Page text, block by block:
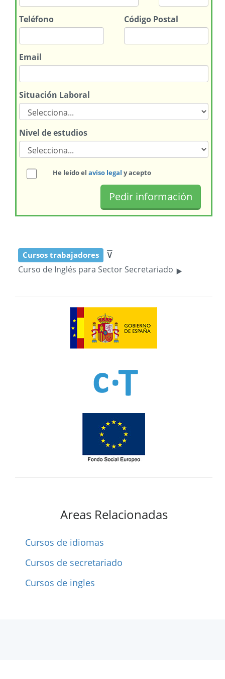
Teléfono Código Postal
Email
Situación Laboral
Nivel de estudios
He leído el aviso legal y acepto
Cursos trabajadores ⊽
Curso de Inglés para Sector Secretariado ‣
Areas Relacionadas
Cursos de idiomas
Cursos de secretariado
Cursos de ingles